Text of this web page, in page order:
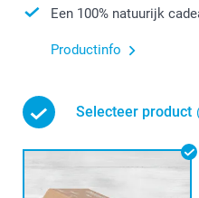
Een 100% natuurijk
Productinfo
Selecteer product